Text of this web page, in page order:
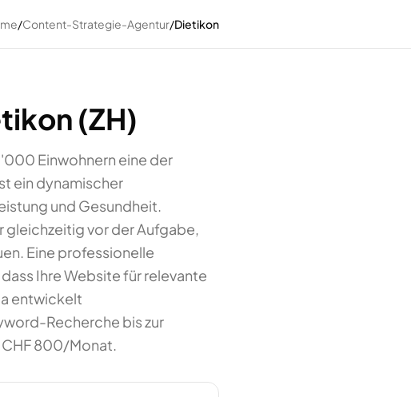
/Content-Strategie-Agentur/Dietikon
(ZH)
Einwohnern eine der
ein dynamischer
und Gesundheit.
gleichzeitig vor der Aufgabe,
Eine professionelle
Ihre Website für relevante
entwickelt
Recherche bis zur
800/Monat.